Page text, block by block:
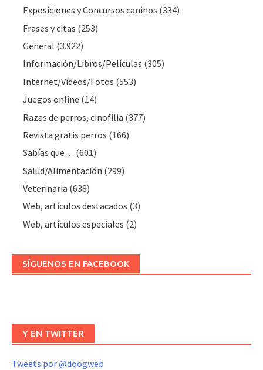
Exposiciones y Concursos caninos (334)
Frases y citas (253)
General (3.922)
Información/Libros/Películas (305)
Internet/Vídeos/Fotos (553)
Juegos online (14)
Razas de perros, cinofilia (377)
Revista gratis perros (166)
Sabías que… (601)
Salud/Alimentación (299)
Veterinaria (638)
Web, artículos destacados (3)
Web, artículos especiales (2)
SÍGUENOS EN FACEBOOK
Y EN TWITTER
Tweets por @doogweb